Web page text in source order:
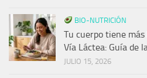
BIO-NUTRICIÓN
Tu cuerpo tiene
Vía Láctea: Guía de
JULIO 15, 2026